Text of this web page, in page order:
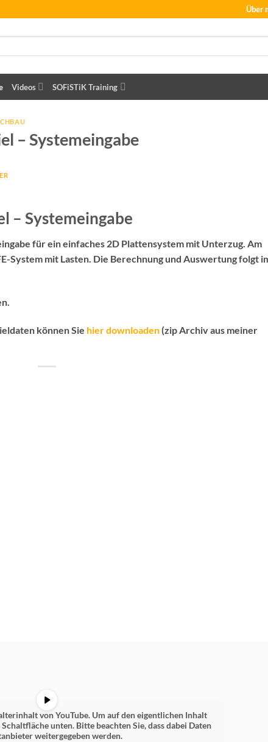
Über
Videos SOFiSTiK Training
– Systemeingabe
– Systemeingabe
für ein einfaches 2D Plattensystem mit Unterzug. Am
System mit Lasten. Die Berechnung und Auswertung folgt
können Sie hier downloaden (zip Archiv aus meiner
vonYouTube. Um auf den eigentlichen Inhalt
unten. Bitte beachten Sie, dass dabei Daten
weitergegeben werden.